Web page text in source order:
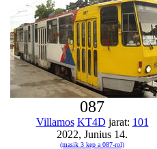
087
Villamos KT4D jarat: 101
2022, Junius 14.
(masik 3 kep a 087-rol)